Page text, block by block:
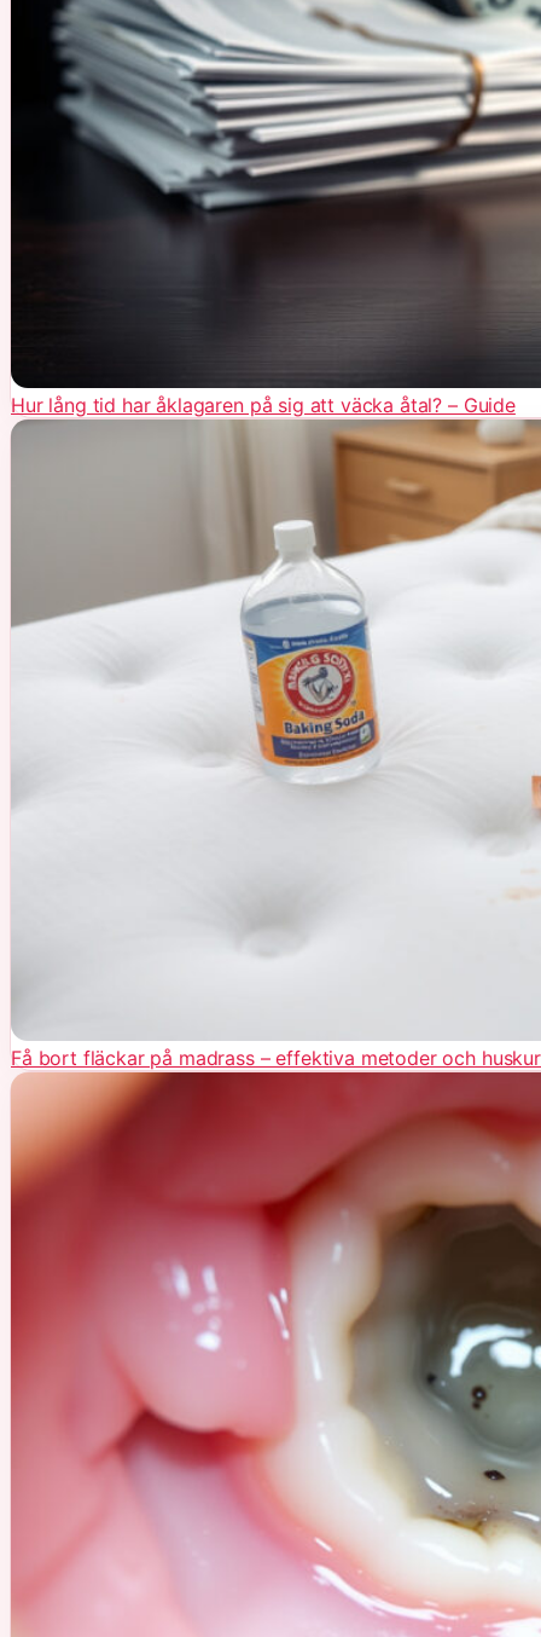
Hur lång tid har åklagaren på sig att väcka åtal? – Guide
Få bort fläckar på madrass – effektiva metoder och